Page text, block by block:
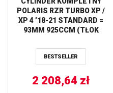
POLARIS RZR TURBO XP /
XP 4 ’18-21 STANDARD =
93MM 925CCM (TŁOK
END + CYLINDER) (9:1)
CYLINDER WORKS
BESTSELLER
2 208,64 zł